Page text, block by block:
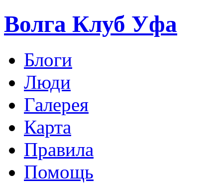
Волга Клуб Уфа
Блоги
Люди
Галерея
Карта
Правила
Помощь